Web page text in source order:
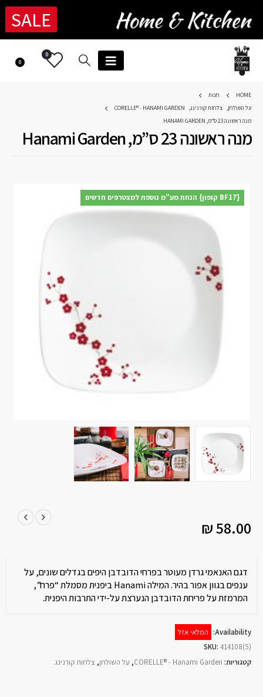
SALE
0
0
HOME
חנות
על השולחן, צלחות קורנינג,
CORELLE® - HANAMI GARDEN
מנה ראשונה 23 ס”מ, HANAMI GARDEN
מנה ראשונה 23 ס”מ, Hanami Garden
₪58.00
דגם האנאמי גרדן מעוטר בפרחי הדובדבן היפים בגדלים שונים, על
ענפים בגוון אפור בהיר. המילה Hanami ביפנית מסמלת “פרח”,
המרמזת על פריחת הדובדבן הנערצת על-ידי התרבות היפנית.
Availability:
המלאי אזל
SKU: 414108(5)
קטגוריות: CORELLE® - Hanami Garden
, על השולחן, צלחות קורנינג
{BF17 קופון} הנחת מע"מ נוספת למצטרפים חדשים